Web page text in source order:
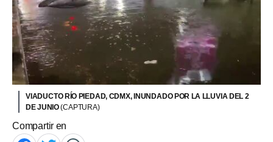
VIADUCTO RÍO PIEDAD, CDMX, INUNDADO POR LA LLUVIA DEL 2
DE JUNIO(CAPTURA)
Compartir en